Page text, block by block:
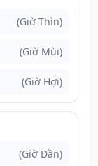
(Giờ Thìn)
(Giờ Mùi)
(Giờ Hợi)
(Giờ Dần)